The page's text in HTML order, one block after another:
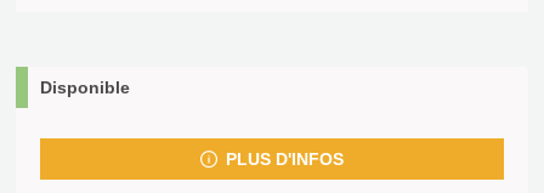
Disponible
PLUS D'INFOS